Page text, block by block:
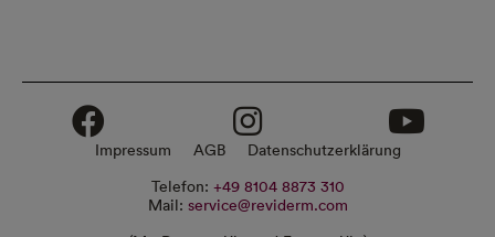
Impressum AGB
Datenschutzerklärung
Telefon: +49 8104 8873 310
Mail: service@reviderm.com